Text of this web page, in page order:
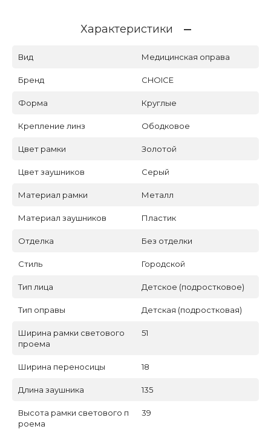
Характеристики
Вид Медицинская оправа
Бренд CHOICE
Форма Круглые
Крепление линз Ободковое
Цвет рамки Золотой
Цвет заушников Серый
Материал рамки Металл
Материал заушников Пластик
Отделка Без отделки
Стиль Городской
Тип лица Детское (подростковое)
Тип оправы Детская (подростковая)
Ширина рамки светового
проема
51
Ширина переносицы 18
Длина заушника 135
Высота рамки светового п
роема
39